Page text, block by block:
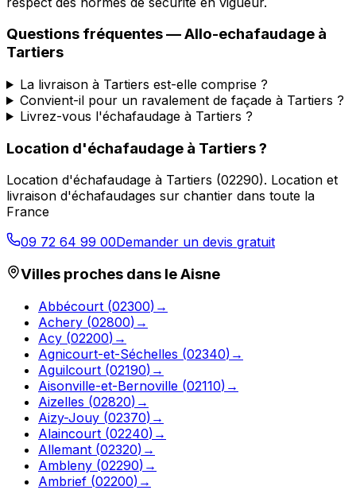
Questions fréquentes —Allo-echafaudage à
Tartiers
La livraison à Tartiers est-elle comprise ?
Convient-il pour un ravalement de façade à Tartiers ?
Livrez-vous l'échafaudage à Tartiers ?
Location d'échafaudage à Tartiers?
Location d'échafaudage à Tartiers (02290). Location et
livraison d'échafaudages sur chantier dans toute la
France
09 72 64 99 00Demander un devis gratuit
Villes proches dans leAisne
Abbécourt (02300) →
Achery (02800) →
Acy (02200) →
Agnicourt-et-Séchelles (02340) →
Aguilcourt (02190) →
Aisonville-et-Bernoville (02110) →
Aizelles (02820) →
Aizy-Jouy (02370) →
Alaincourt (02240) →
Allemant (02320) →
Ambleny (02290) →
Ambrief (02200) →